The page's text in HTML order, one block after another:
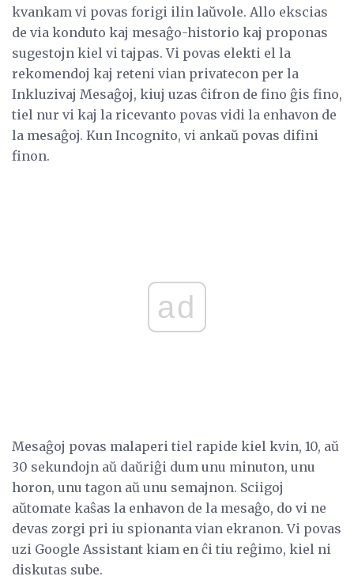
kvankam vi povas forigi ilin laŭvole. Allo ekscias
de via konduto kaj mesaĝo-historio kaj proponas
sugestojn kiel vi tajpas. Vi povas elekti el la
rekomendoj kaj reteni vian privatecon per la
Inkluzivaj Mesaĝoj, kiuj uzas ĉifron de fino ĝis fino,
tiel nur vi kaj la ricevanto povas vidi la enhavon de
la mesaĝoj. Kun Incognito, vi ankaŭ povas difini
finon.
ad
Mesaĝoj povas malaperi tiel rapide kiel kvin, 10, aŭ
30 sekundojn aŭ daŭriĝi dum unu minuton, unu
horon, unu tagon aŭ unu semajnon. Sciigoj
aŭtomate kaŝas la enhavon de la mesaĝo, do vi ne
devas zorgi pri iu spionanta vian ekranon. Vi povas
uzi Google Assistant kiam en ĉi tiu reĝimo, kiel ni
diskutas sube.